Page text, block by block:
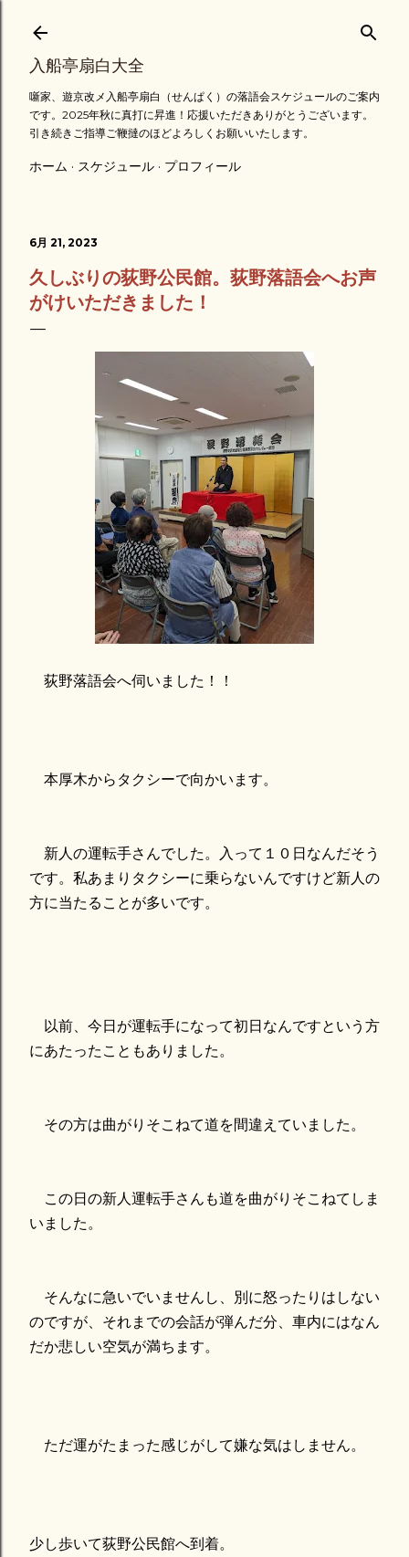
スキップしてメイン コンテンツに移動
入船亭扇白大全
噺家、遊京改メ入船亭扇白（せんぱく）の落語会スケジュールのご案内
です。2025年秋に真打に昇進！応援いただきありがとうございます。
引き続きご指導ご鞭撻のほどよろしくお願いいたします。
ホーム スケジュール プロフィール
6月 21, 2023
久しぶりの荻野公民館。荻野落語会へお声
がけいただきました！
荻野落語会へ伺いました！！
本厚木からタクシーで向かいます。
新人の運転手さんでした。入って１０日なんだそう
です。私あまりタクシーに乗らないんですけど新人の
方に当たることが多いです。
以前、今日が運転手になって初日なんですという方
にあたったこともありました。
その方は曲がりそこねて道を間違えていました。
この日の新人運転手さんも道を曲がりそこねてしま
いました。
そんなに急いでいませんし、別に怒ったりはしない
のですが、それまでの会話が弾んだ分、車内にはなん
だか悲しい空気が満ちます。
ただ運がたまった感じがして嫌な気はしません。
少し歩いて荻野公民館へ到着。